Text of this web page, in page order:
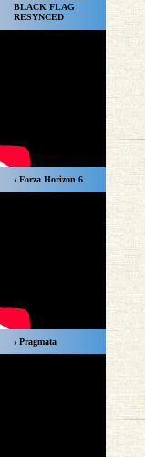
BLACK FLAG
RESYNCED
› Forza Horizon 6
› Pragmata